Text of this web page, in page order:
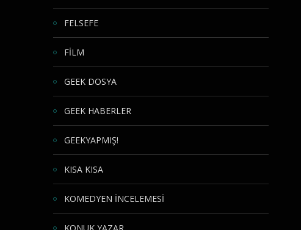
FELSEFE
FİLM
GEEK DOSYA
GEEK HABERLER
GEEKYAPMIŞ!
KISA KISA
KOMEDYEN İNCELEMESİ